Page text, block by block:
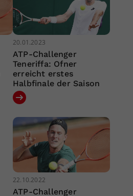
20.01.2023
ATP-Challenger
Teneriffa: Ofner
erreicht erstes
Halbfinale der Saison
22.10.2022
ATP-Challenger